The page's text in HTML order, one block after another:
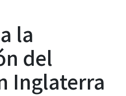
la
del
Inglaterra